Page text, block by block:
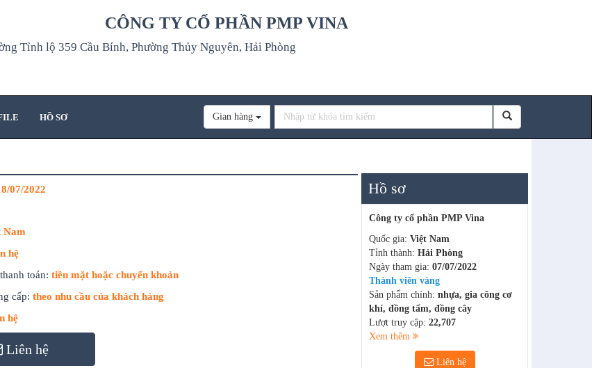
CÔNG TY CỔ PHẦN PMP VINA
Tỉnh lộ 359 Cầu Bính, Phường Thủy Nguyên, Hải Phòng
Gian hàng
HỒ SƠ
Hồ sơ
Công ty cổ phần PMP Vina
Quốc gia: Việt Nam
Tỉnh thành: Hải Phòng
Ngày tham gia: 07/07/2022
Thành viên vàng
Sản phẩm chính: nhựa, gia công cơ
khí, đồng tấm, đồng cây
Lượt truy cập: 22,707
Xem thêm
Liên hệ
07/2022
Nam
hệ
toán: tiền mặt hoặc chuyển khoản
cấp: theo nhu cầu của khách hàng
hệ
Liên hệ